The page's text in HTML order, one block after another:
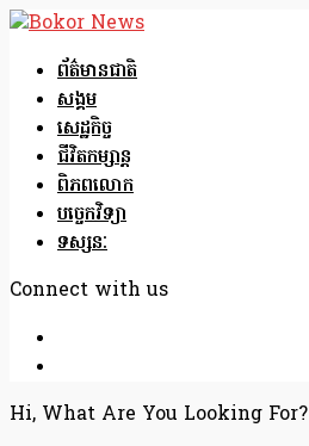
ព័ត៌មានជាតិ
សង្គម
សេដ្ឋកិច្ច
ជីវិតកម្សាន្ត
ពិភពលោក
បច្ចេកវិទ្យា
ទស្សនៈ
Connect with us
Hi, What Are You Looking For?